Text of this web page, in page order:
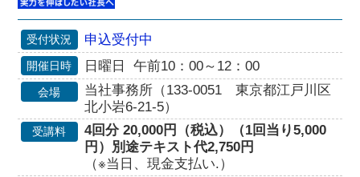
受付状況 申込受付中
開催日時 日曜日 午前10：00～12：00
会場
当社事務所（133-0051 東京都江戸川区
北小岩6-21-5）
受講料
4回分 20,000円（税込）（1回当り5,000
円）別途テキスト代2,750円
（※当日、現金支払い.）